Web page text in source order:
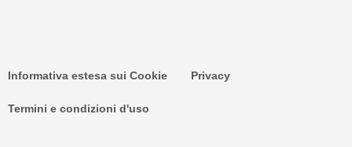
Informativa estesa sui Cookie Privacy
Termini e condizioni d'uso